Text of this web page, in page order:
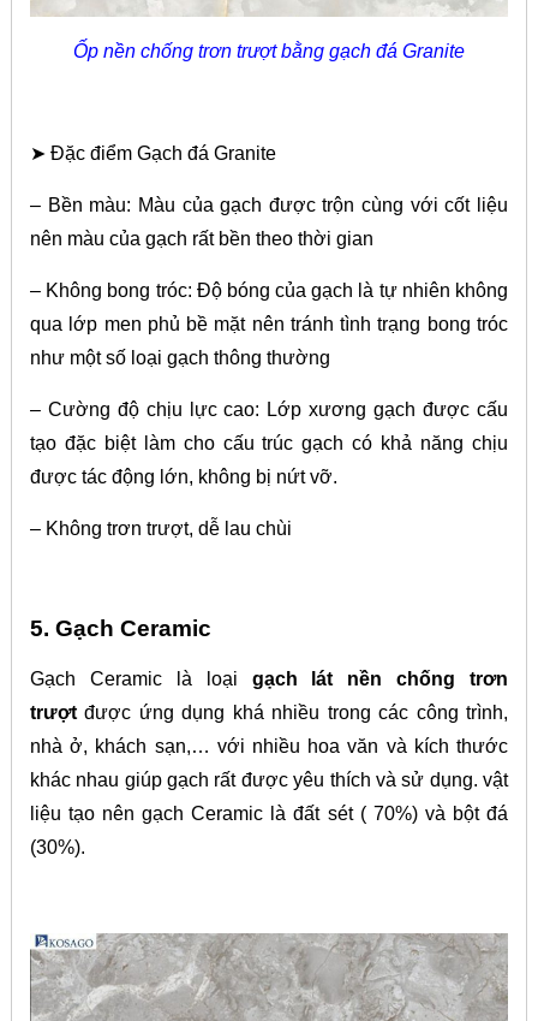
Ốp nền chống trơn trượt bằng gạch đá Granite
➤ Đặc điểm Gạch đá Granite
– Bền màu: Màu của gạch được trộn cùng với cốt liệu
nên màu của gạch rất bền theo thời gian
– Không bong tróc: Độ bóng của gạch là tự nhiên không
qua lớp men phủ bề mặt nên tránh tình trạng bong tróc
như một số loại gạch thông thường
– Cường độ chịu lực cao: Lớp xương gạch được cấu
tạo đặc biệt làm cho cấu trúc gạch có khả năng chịu
được tác động lớn, không bị nứt vỡ.
– Không trơn trượt, dễ lau chùi
5. Gạch Ceramic
Gạch Ceramic là loại gạch lát nền chống trơn
trượtđược ứng dụng khá nhiều trong các công trình,
nhà ở, khách sạn,… với nhiều hoa văn và kích thước
khác nhau giúp gạch rất được yêu thích và sử dụng. vật
liệu tạo nên gạch Ceramic là đất sét ( 70%) và bột đá
(30%).